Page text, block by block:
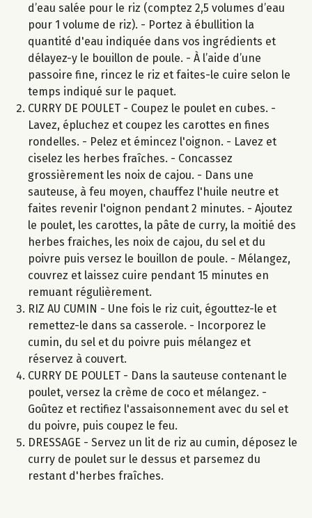
d’eau salée pour le riz (comptez 2,5 volumes d’eau
pour 1 volume de riz). - Portez à ébullition la
quantité d'eau indiquée dans vos ingrédients et
délayez-y le bouillon de poule. - À l’aide d’une
passoire fine, rincez le riz et faites-le cuire selon le
temps indiqué sur le paquet.
CURRY DE POULET - Coupez le poulet en cubes. -
Lavez, épluchez et coupez les carottes en fines
rondelles. - Pelez et émincez l'oignon. - Lavez et
ciselez les herbes fraîches. - Concassez
grossièrement les noix de cajou. - Dans une
sauteuse, à feu moyen, chauffez l'huile neutre et
faites revenir l'oignon pendant 2 minutes. - Ajoutez
le poulet, les carottes, la pâte de curry, la moitié des
herbes fraiches, les noix de cajou, du sel et du
poivre puis versez le bouillon de poule. - Mélangez,
couvrez et laissez cuire pendant 15 minutes en
remuant régulièrement.
RIZ AU CUMIN - Une fois le riz cuit, égouttez-le et
remettez-le dans sa casserole. - Incorporez le
cumin, du sel et du poivre puis mélangez et
réservez à couvert.
CURRY DE POULET - Dans la sauteuse contenant le
poulet, versez la crème de coco et mélangez. -
Goûtez et rectifiez l'assaisonnement avec du sel et
du poivre, puis coupez le feu.
DRESSAGE - Servez un lit de riz au cumin, déposez le
curry de poulet sur le dessus et parsemez du
restant d'herbes fraîches.